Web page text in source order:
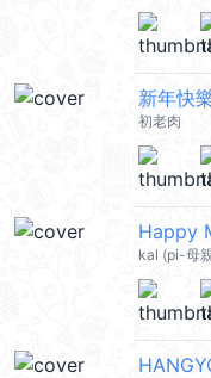
新年快
初老肉
kal (pi-母